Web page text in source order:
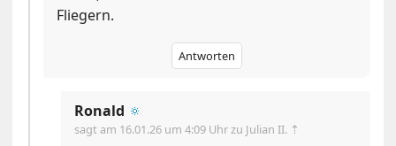
Fliegern.
Antworten
Ronald 🔅
sagt am 16.01.26 um 4:09 Uhrzu Julian II. ⇡